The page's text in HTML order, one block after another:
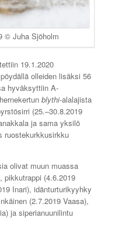
© Juha Sjöholm
19.1.2020
olleiden lisäksi 56
hyväksyttiin A-
blythi-alalajista
(25.–30.8.2019
ja sama yksilö
ruostekurkkusirkku
olivat muun muassa
pikkutrappi (4.6.2019
Inari), idänturturikyyhky
(2.7.2019 Vaasa),
ja siperianuunilintu